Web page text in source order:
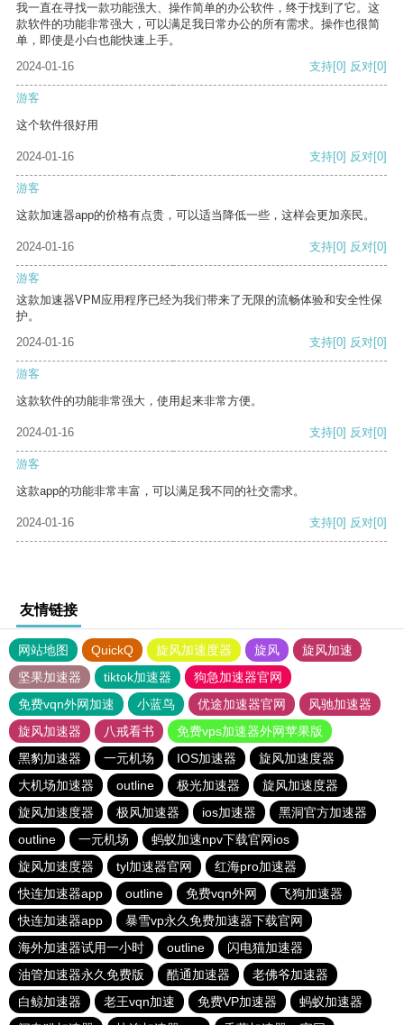
我一直在寻找一款功能强大、操作简单的办公软件，终于找到了它。这
款软件的功能非常强大，可以满足我日常办公的所有需求。操作也很简
单，即使是小白也能快速上手。
2024-01-16
支持[0] 反对[0]
游客
这个软件很好用
2024-01-16 支持[0] 反对[0]
游客
这款加速器app的价格有点贵，可以适当降低一些，这样会更加亲民。
2024-01-16 支持[0] 反对[0]
游客
这款加速器VPM应用程序已经为我们带来了无限的流畅体验和安全性保
护。
2024-01-16
支持[0] 反对[0]
游客
这款软件的功能非常强大，使用起来非常方便。
2024-01-16 支持[0] 反对[0]
游客
这款app的功能非常丰富，可以满足我不同的社交需求。
2024-01-16 支持[0] 反对[0]
友情链接
网站地图 QuickQ 旋风加速度器 旋风
旋风加速
坚果加速器
tiktok加速器
狗急加速器官网
免费vqn外网加速
小蓝鸟 优途加速器官网
风驰加速器
旋风加速器
八戒看书
免费vps加速器外网苹果版
黑豹加速器
一元机场 IOS加速器
旋风加速度器
大机场加速器
outline 极光加速器
旋风加速度器
旋风加速度器
极风加速器 ios加速器
黑洞官方加速器
outline
一元机场
蚂蚁加速npv下载官网ios
旋风加速度器
tyl加速器官网
红海pro加速器
快连加速器app
outline 免费vqn外网
飞狗加速器
快连加速器app
暴雪vp永久免费加速器下载官网
海外加速器试用一小时
outline
闪电猫加速器
油管加速器永久免费版
酷通加速器
老佛爷加速器
白鲸加速器
老王vqn加速 免费VP加速器
蚂蚁加速器